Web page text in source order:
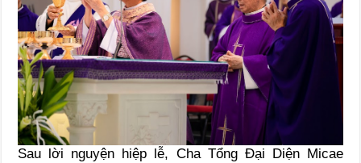
Sau lời nguyện hiệp lễ, Cha Tổng Đại Diện Micae